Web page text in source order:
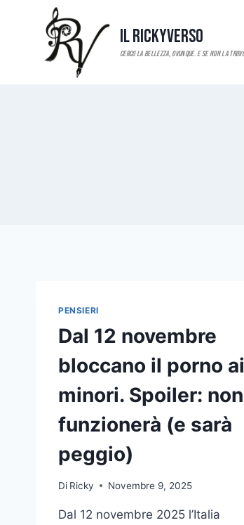
contenuto
Il RickyVerso
PENSIERI
Dal 12 novembre
bloccano il porno ai
minori. Spoiler: non
funzionerà (e sarà
peggio)
Di Ricky Novembre 9, 2025
Dal 12 novembre 2025 l’Italia